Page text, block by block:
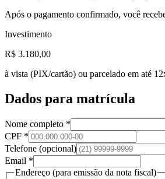
Após o pagamento confirmado, você
Investimento
R$ 3.180,00
à vista (PIX/cartão) ou parcelado em até
Dados para matrícula
Nome completo *
CPF *
Telefone (opcional)
Email *
Endereço (para emissão da nota fiscal)